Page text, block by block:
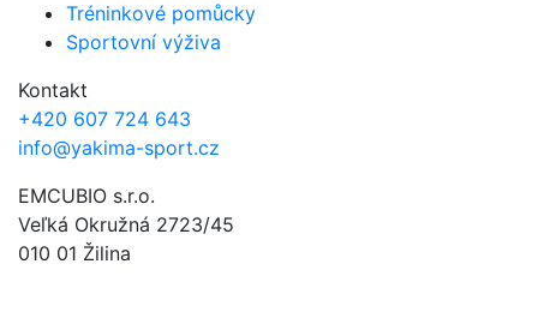
Tréninkové pomůcky
Sportovní výživa
Kontakt
+420 607 724 643
info@yakima-sport.cz
EMCUBIO s.r.o.
Veľká Okružná 2723/45
010 01 Žilina